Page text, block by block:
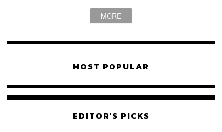
เมื่อมีการจัดการและออกแบบข้อมูลให้เหมาะสมเรียบร้อย
แล้ว ควรมีการติดตั้งเครื่องมือ Generative AI ระดับองค์กร
ปลอดภัยด้วยข้อมูลที่เป็นกรรมสิทธิ์ขององค์กรเองและใช้
ยังป้องกันข้อมูลขององค์กรและความลับทางธุรกิจจากคู่แข่ง
ในตลาดอีกด้วย
5. การดำเนินกลยุทธ์ Generative AI และการนำไปใช้ในการ
สร้างผลการใช้งานที่เหมาะสม
MORE
MOST POPULAR
EDITOR'S PICKS